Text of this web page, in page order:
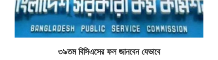
৩৯তম বিসিএসের ফল জানবেন যেভাবে